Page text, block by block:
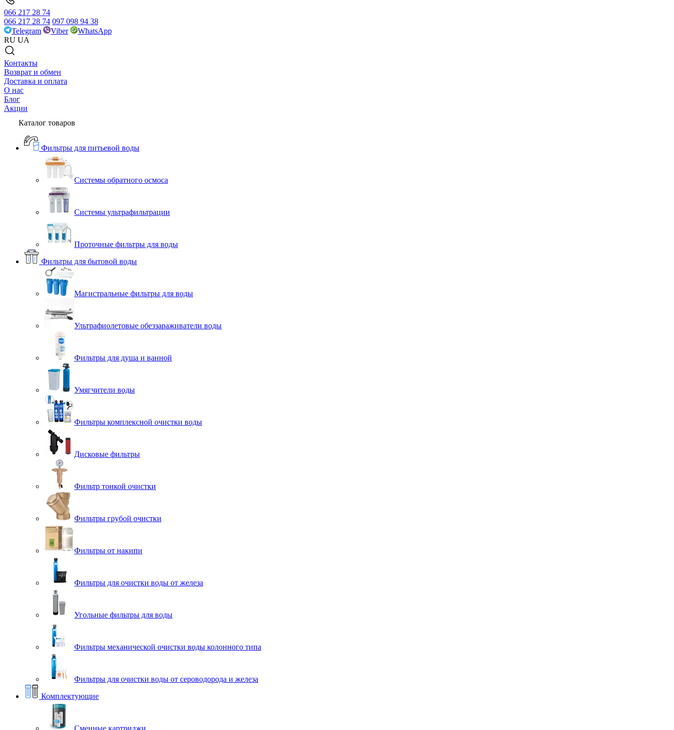
066 217 28 74
066 217 28 74 097 098 94 38
Telegram
Viber
WhatsApp
RU UA
Контакты
Возврат и обмен
Доставка и оплата
О нас
Блог
Акции
Каталог товаров
Фильтры для питьевой воды
Системы обратного осмоса
Системы ультрафильтрации
Проточные фильтры для воды
Фильтры для бытовой воды
Магистральные фильтры для воды
Ультрафиолетовые обеззараживатели воды
Фильтры для душа и ванной
Умягчители воды
Фильтры комплексной очистки воды
Дисковые фильтры
Фильтр тонкой очистки
Фильтры грубой очистки
Фильтры от накипи
Фильтры для очистки воды от железа
Угольные фильтры для воды
Фильтры механической очистки воды колонного типа
Фильтры для очистки воды от сероводорода и железа
Комплектующие
Сменные картриджи